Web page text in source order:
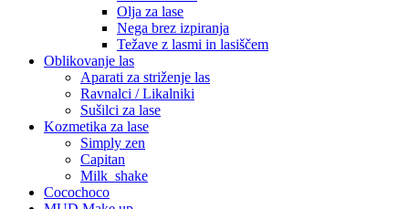
Olja za lase
Nega brez izpiranja
Težave z lasmi in lasiščem
Oblikovanje las
Aparati za striženje las
Ravnalci / Likalniki
Sušilci za lase
Kozmetika za lase
Simply zen
Capitan
Milk_shake
Cocochoco